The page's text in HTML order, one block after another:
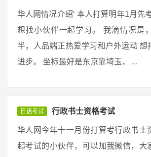
华人网情况介绍‘ 本人打算明年1月先
想找小伙伴一起学习。 我滴情况是
半，人品端正热爱学习和户外运动 想
进步。 坐标最好是东京靠埼玉， ...
日语考试 行政书士资格考试
华人网今年十一月份打算考行政书士
起考试的小伙伴，可以加我微信，大